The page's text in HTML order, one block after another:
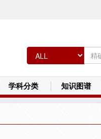
学科分类 知识图谱